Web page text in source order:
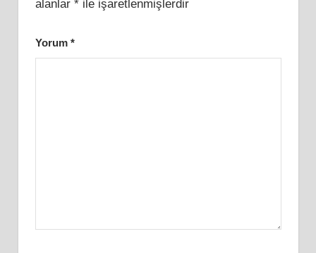
alanlar *ile işaretlenmişlerdir
Yorum *